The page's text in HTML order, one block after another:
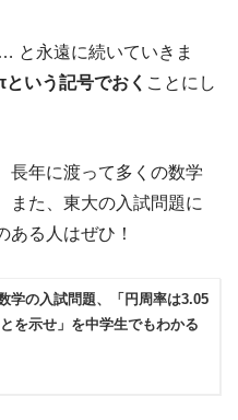
と永遠に続いていきま
いう記号でおく ことにし
長年に渡って多くの数学
また、東大の入試問題に
ある人はぜひ！
学の入試問題、「円周率は3.05
を示せ」を中学生でもわかる